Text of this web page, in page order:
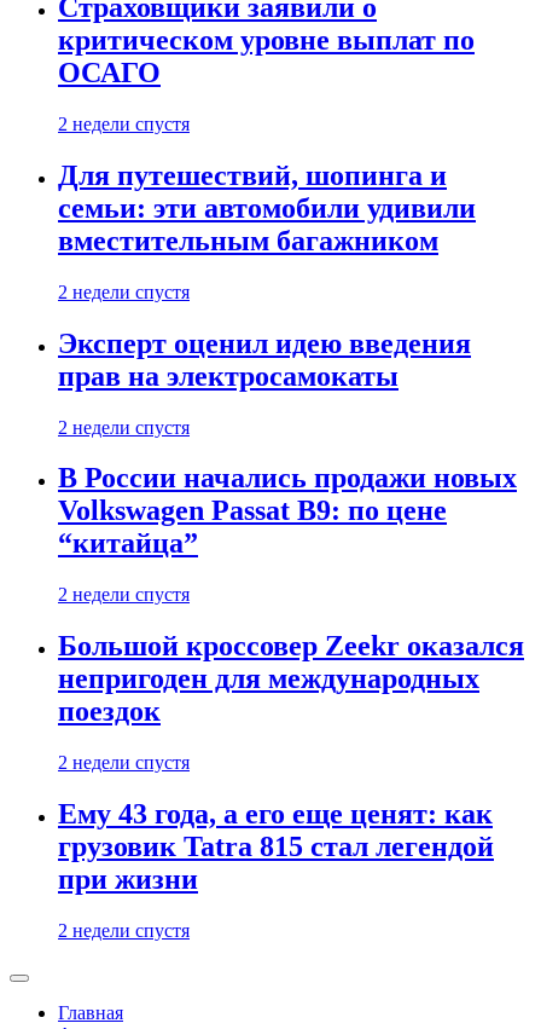
Страховщики заявили о
критическом уровне выплат по
ОСАГО
2 недели спустя
Для путешествий, шопинга и
семьи: эти автомобили удивили
вместительным багажником
2 недели спустя
Эксперт оценил идею введения
прав на электросамокаты
2 недели спустя
В России начались продажи новых
Volkswagen Passat B9: по цене
“китайца”
2 недели спустя
Большой кроссовер Zeekr оказался
непригоден для международных
поездок
2 недели спустя
Ему 43 года, а его еще ценят: как
грузовик Tatra 815 стал легендой
при жизни
2 недели спустя
Главная